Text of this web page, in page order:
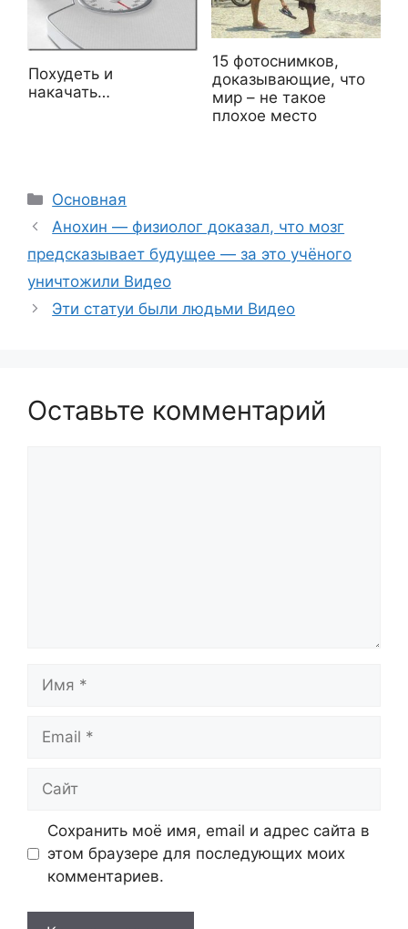
Похудеть и
накачать…
15 фотоснимков,
доказывающие, что
мир – не такое
плохое место
Рубрики
Основная
Анохин — физиолог доказал, что мозг
предсказывает будущее — за это учёного
уничтожили Видео
Эти статуи были людьми Видео
Оставьте комментарий
Имя
Email
Сайт
Сохранить моё имя, email и адрес сайта в
этом браузере для последующих моих
комментариев.